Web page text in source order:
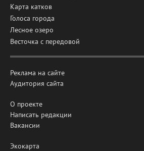
Карта катков
Голоса города
Лесное озеро
Весточка с передовой
Реклама на сайте
Аудитория сайта
О проекте
Написать редакции
Вакансии
Экокарта